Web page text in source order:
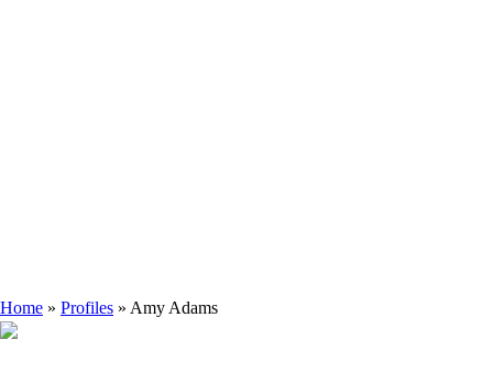
Home » Profiles » Amy Adams